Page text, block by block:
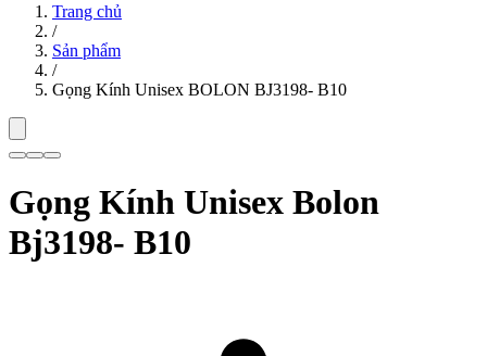
Trang chủ
/
Sản phẩm
/
Gọng Kính Unisex BOLON BJ3198- B10
Gọng Kính Unisex Bolon
Bj3198- B10